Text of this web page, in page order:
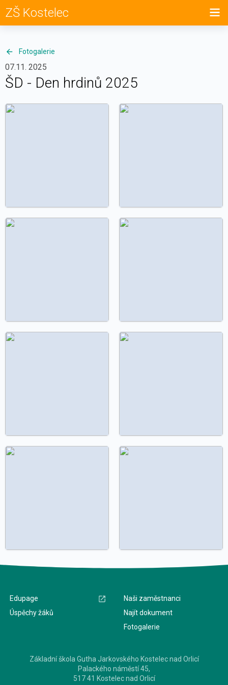
ZŠ Kostelec
Fotogalerie
07.11. 2025
ŠD - Den hrdinů 2025
Edupage
Úspěchy žáků
Naši zaměstnanci
Najít dokument
Fotogalerie
Základní škola Gutha Jarkovského Kostelec nad Orlicí
Palackého náměstí 45,
517 41 Kostelec nad Orlicí